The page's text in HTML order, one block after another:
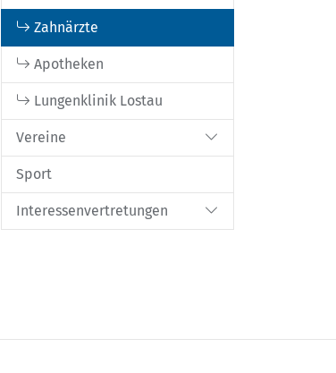
Zahnärzte
Apotheken
Lungenklinik Lostau
Vereine
Sport
Interessenvertretungen